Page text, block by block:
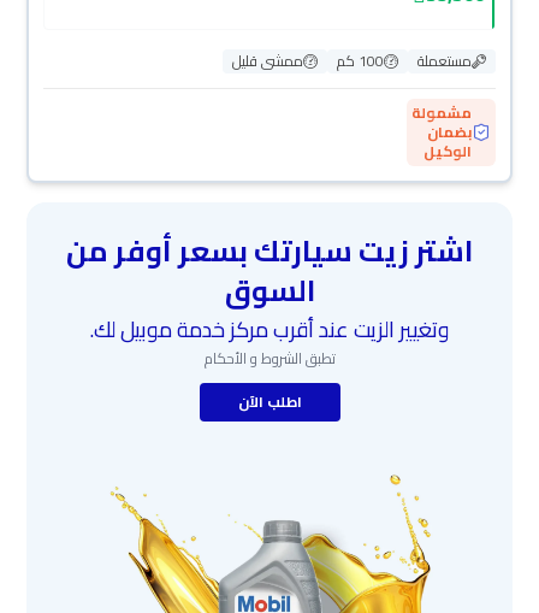
مستعملة 100 كم
ممشى قليل
مشمولة
بضمان
الوكيل
اشتر زيت سيارتك بسعر أوفر من
السوق
وتغيير الزيت عند أقرب مركز خدمة موبيل لك.
تطبق الشروط و الأحكام
اطلب الآن